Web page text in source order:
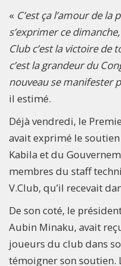
« C’est ça l’amour de la
s’exprimer ce
Club c’est la victoire de
c’est la grandeur du
nouveau se manifester
il estimé.
Déjà vendredi, le
avait exprimé le
Kabila et du
membres du staff
V.Club, qu’il recevait
De son coté, le
Aubin Minaku, avait
joueurs du club dans
témoigner son soutien.